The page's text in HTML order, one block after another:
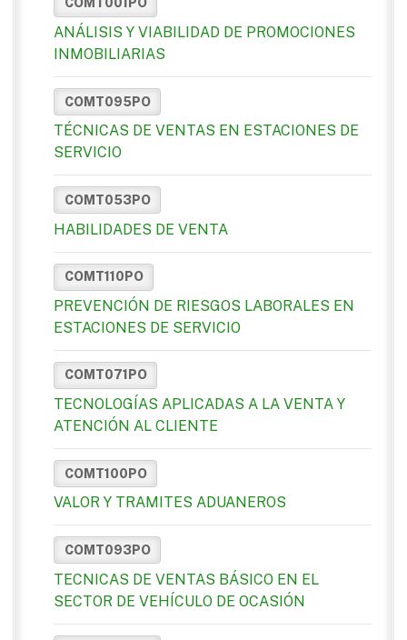
COMT001PO
ANÁLISIS Y VIABILIDAD DE PROMOCIONES
INMOBILIARIAS
COMT095PO
TÉCNICAS DE VENTAS EN ESTACIONES DE
SERVICIO
COMT053PO
HABILIDADES DE VENTA
COMT110PO
PREVENCIÓN DE RIESGOS LABORALES EN
ESTACIONES DE SERVICIO
COMT071PO
TECNOLOGÍAS APLICADAS A LA VENTA Y
ATENCIÓN AL CLIENTE
COMT100PO
VALOR Y TRAMITES ADUANEROS
COMT093PO
TECNICAS DE VENTAS BÁSICO EN EL
SECTOR DE VEHÍCULO DE OCASIÓN